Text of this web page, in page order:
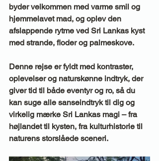
byder velkommen med varme smil og
hjemmelavet mad, og oplev den
afslappende rytme ved Sri Lankas kyst
med strande, floder og palmeskove.
Denne rejse er fyldt med kontraster,
oplevelser og naturskønne indtryk, der
giver tid til både eventyr og ro, så du
kan suge alle sanseindtryk til dig og
virkelig mærke Sri Lankas magi – fra
højlandet til kysten, fra kulturhistorie til
naturens storslåede sceneri.